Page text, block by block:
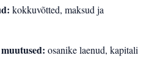
kokkuvõtted, maksud ja
osanike laenud, kapitali